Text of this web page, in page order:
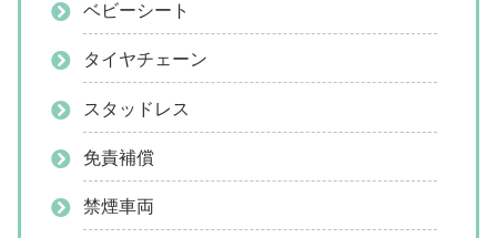
ベビーシート
タイヤチェーン
スタッドレス
免責補償
禁煙車両